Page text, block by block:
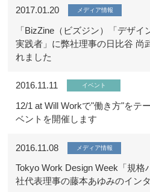
2017.01.20 メディア情報
「BizZine（ビズジン）「デザ
実践者」に弊社理事の日比谷 尚
れました
2016.11.11 イベント
12/1 at Will Workで"働き方"をテ
ベントを開催します
2016.11.08 メディア情報
Tokyo Work Design Week「規
社代表理事の藤本あゆみのイン